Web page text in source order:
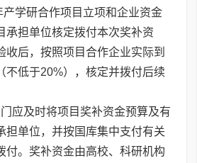
学研合作项目立项和企业资金
承担单位核定拨付本次奖补资
收后，按照项目合作企业实际到
不低于20%），核定并拨付后续
应及时将项目奖补资金预算及有
担单位，并按国库集中支付有关
付。奖补资金由高校、科研机构